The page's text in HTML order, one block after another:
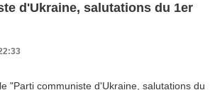
d'Ukraine, salutations du 1er